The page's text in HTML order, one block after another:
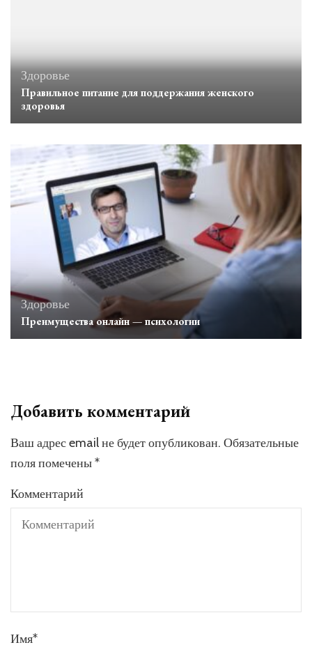
Здоровье
Правильное питание для поддержания женского
здоровья
Здоровье
Преимущества онлайн — психологии
Добавить комментарий
Ваш адрес email не будет опубликован. Обязательные
поля помечены*
Комментарий
Имя*